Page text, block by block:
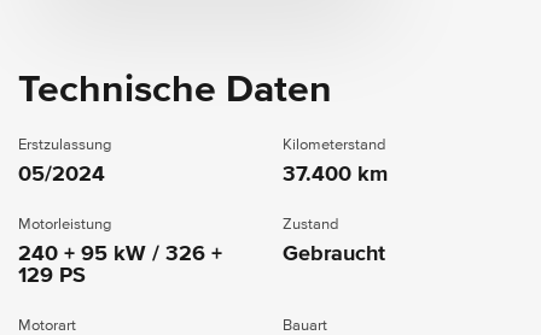
Technische Daten
Erstzulassung
05/2024
Kilometerstand
37.400 km
Motorleistung
240 + 95 kW / 326 +
129 PS
Zustand
Gebraucht
Motorart Bauart